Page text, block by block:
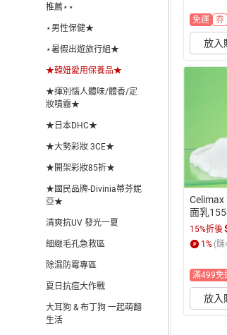
免運 券
放入
Celimax
面乳
15%折後
1 % (賺
滿499免
放入
推薦⋆⋆
⋆男性保健★
⋆暑假出遊旅行組★
★韓妞愛用保養品★
★揮別惱人體味/體香/定
妝噴霧★
★日本DHC★
★大勢彩妝 3CE★
★開架彩妝85折★
★國民品牌-Divinia蒂芬妮
亞★
清爽抗UV 發光一夏
細緻毛孔急救區
除濕防霉專區
夏日抗痘大作戰
大耳狗 & 布丁狗 一起萌翻
生活